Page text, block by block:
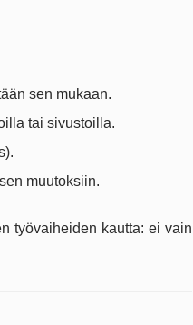
sen mukaan.
tai sivustoilla.
muutoksiin.
työvaiheiden kautta: ei vain